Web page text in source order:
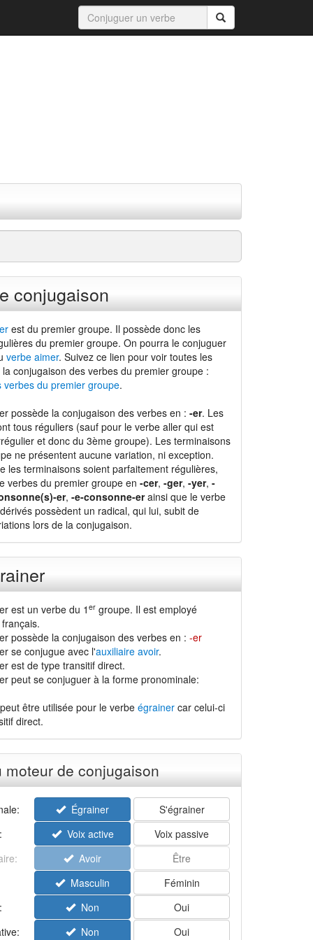
conjugaison
est du premier groupe. Il possède donc les
du premier groupe. On pourra le conjuguer
verbe aimer. Suivez ce lien pour voir toutes les
conjugaison des verbes du premier groupe :
verbes du premier groupe.
possède la conjugaison des verbes en : -er. Les
tous réguliers (sauf pour le verbe aller qui est
et donc du 3ème groupe). Les terminaisons
ne présentent aucune variation, ni exception.
les terminaisons soient parfaitement régulières,
verbes du premier groupe en -cer, -ger, -yer, -
er, -e-consonne-erainsi que le verbe
possèdent un radical, qui lui, subit de
lors de la conjugaison.
est un verbe du 1ergroupe. Il est employé
possède la conjugaison des verbes en : -er
se conjugue avec l'auxiliaire avoir.
est de type transitif direct.
peut se conjuguer à la forme pronominale:
être utilisée pour le verbe égrainercar celui-ci
direct.
moteur de conjugaison
Égrainer
S'égrainer
Voix active
Voix passive
Avoir
Être
Masculin
Féminin
Non
Oui
Non
Oui